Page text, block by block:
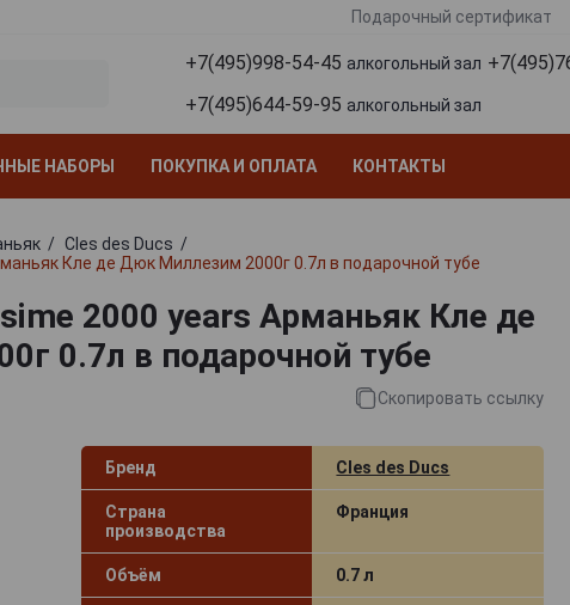
Подарочный сертификат
+7(495)998-54-45 алкогольный зал
+7(495)644-59-95 алкогольный зал
НАБОРЫ ПОКУПКА И ОПЛАТА КОНТАКТЫ
Cles des Ducs
Кле де Дюк Миллезим 2000г 0.7л в подарочной тубе
2000 years Арманьяк Кле де
0.7л в подарочной тубе
Скопировать ссылку
Бренд Cles des Ducs
Страна
производства
Франция
Объём 0.7 л